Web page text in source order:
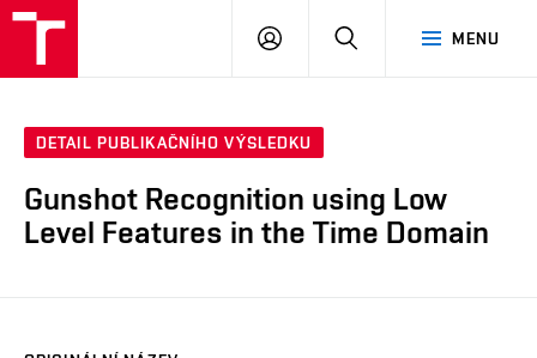
MENU
PŘIHLÁSIT
DETAIL PUBLIKAČNÍHO VÝSLEDKU
Gunshot Recognition using Low
Level Features in the Time Domain